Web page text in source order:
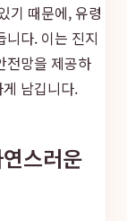
기 때문에, 유령
니다. 이는 진지
전망을 제공하
남깁니다.
스러운